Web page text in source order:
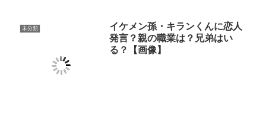
デヴィ夫人のイケメン孫・キランくんが２０１８年３月１４日放
送の「一周回って知らない話」で恋人いる発言 […]